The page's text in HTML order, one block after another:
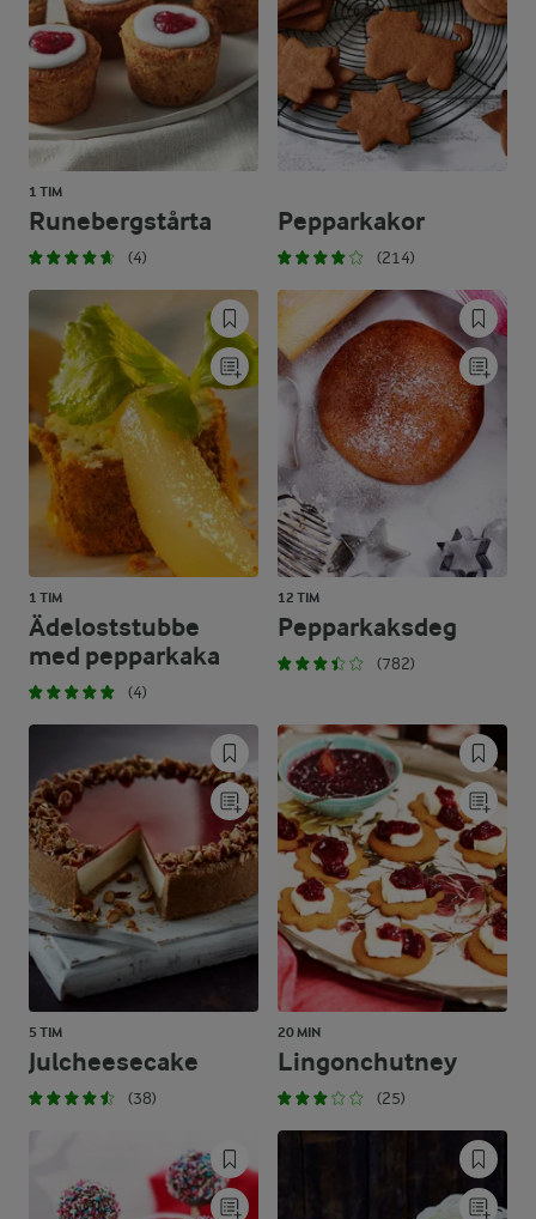
1 TIM
Runebergstårta
(4)
Pepparkakor
(214)
1 TIM
Ädeloststubbe
med pepparkaka
(4)
12 TIM
Pepparkaksdeg
(782)
5 TIM
Julcheesecake
(38)
20 MIN
Lingonchutney
(25)